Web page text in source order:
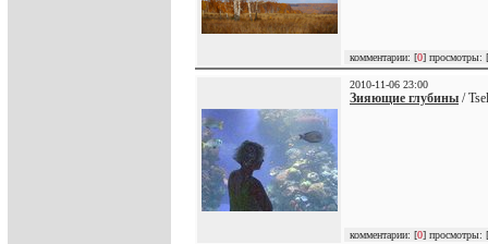
комментарии: [0] просмотры: [
2010-11-06 23:00
Зияющие глубины /
комментарии: [0] просмотры: [